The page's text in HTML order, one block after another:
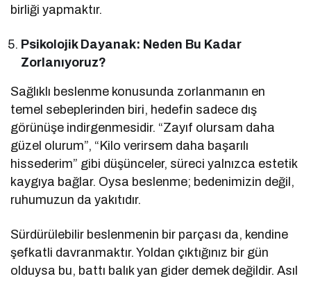
birliği yapmaktır.
Psikolojik Dayanak: Neden Bu Kadar
Zorlanıyoruz?
Sağlıklı beslenme konusunda zorlanmanın en
temel sebeplerinden biri, hedefin sadece dış
görünüşe indirgenmesidir. “Zayıf olursam daha
güzel olurum”, “Kilo verirsem daha başarılı
hissederim” gibi düşünceler, süreci yalnızca estetik
kaygıya bağlar. Oysa beslenme; bedenimizin değil,
ruhumuzun da yakıtıdır.
Sürdürülebilir beslenmenin bir parçası da, kendine
şefkatli davranmaktır. Yoldan çıktığınız bir gün
olduysa bu, battı balık yan gider demek değildir. Asıl